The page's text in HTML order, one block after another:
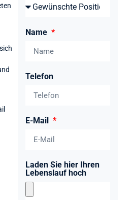
Name
Telefon
E-Mail
Laden Sie hier Ihren
Lebenslauf hoch